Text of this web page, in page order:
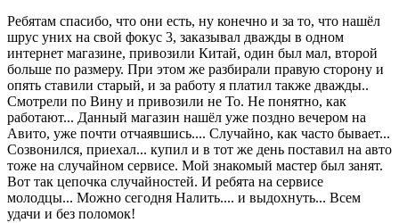
Ребятам спасибо, что они есть, ну конечно и за то, что нашёл
шрус уних на свой фокус 3, заказывал дважды в одном
интернет магазине, привозили Китай, один был мал, второй
больше по размеру. При этом же разбирали правую сторону и
опять ставили старый, и за работу я платил также дважды..
Смотрели по Вину и привозили не То. Не понятно, как
работают... Данный магазин нашёл уже поздно вечером на
Авито, уже почти отчаявшись.... Случайно, как часто бывает...
Созвонился, приехал... купил и в тот же день поставил на авто
тоже на случайном сервисе. Мой знакомый мастер был занят.
Вот так цепочка случайностей. И ребята на сервисе
молодцы... Можно сегодня Налить.... и выдохнуть... Всем
удачи и без поломок!